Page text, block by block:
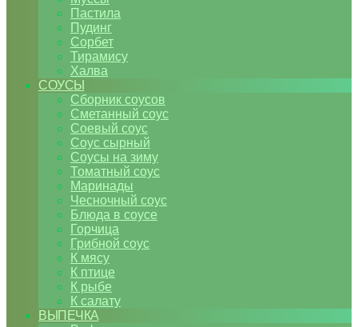
Пастила
Пудинг
Сорбет
Тирамису
Халва
СОУСЫ
Сборник соусов
Сметанный соус
Соевый соус
Соус сырный
Соусы на зиму
Томатный соус
Маринады
Чесночный соус
Блюда в соусе
Горчица
Грибной соус
К мясу
К птице
К рыбе
К салату
ВЫПЕЧКА